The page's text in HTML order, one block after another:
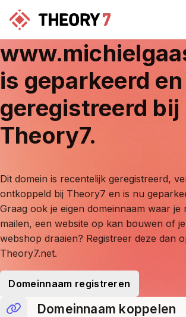
is geparkeerd en
geregistreerd bij
Theory7.
Dit domein is recentelijk geregistreerd,
ontkoppeld bij Theory7 en is nu
Graag ook je eigen domeinnaam waar je
mailen, een website op kan bouwen of je
webshop draaien? Registreer deze dan
Theory7.net.
Domeinnaam registreren
Domeinnaam koppelen